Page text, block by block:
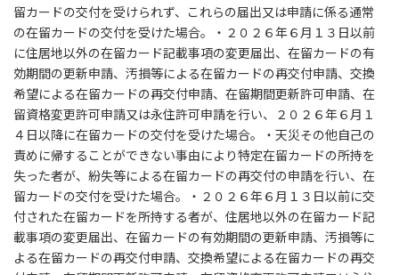
留カードの交付を受けられず、これらの届出又は申請に係る通常
の在留カードの交付を受けた場合。・２０２６年６月１３日以前
に住居地以外の在留カード記載事項の変更届出、在留カードの有
効期間の更新申請、汚損等による在留カードの再交付申請、交換
希望による在留カードの再交付申請、在留期間更新許可申請、在
留資格変更許可申請又は永住許可申請を行い、２０２６年６月１
４日以降に在留カードの交付を受けた場合。・天災その他自己の
責めに帰することができない事由により特定在留カードの所持を
失った者が、紛失等による在留カードの再交付の申請を行い、在
留カードの交付を受けた場合。・２０２６年６月１３日以前に交
付された在留カードを所持する者が、住居地以外の在留カード記
載事項の変更届出、在留カードの有効期間の更新申請、汚損等に
よる在留カードの再交付申請、交換希望による在留カードの再交